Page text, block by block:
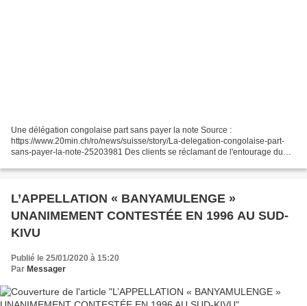
Une délégation congolaise part sans payer la note Source :
https://www.20min.ch/ro/news/suisse/story/La-delegation-congolaise-part-
sans-payer-la-note-25203981 Des clients se réclamant de l'entourage du
L’APPELLATION « BANYAMULENGE »
UNANIMEMENT CONTESTÉE EN 1996 AU SUD-
KIVU
Publié le 25/01/2020 à 15:20
Par Messager